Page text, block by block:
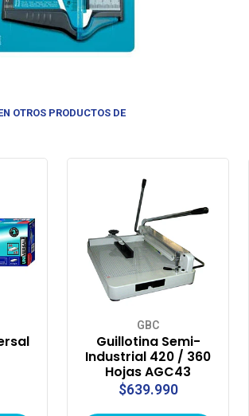
OTROS PRODUCTOS DE
GBC
Guillotina Semi-
Industrial 420 / 360
Hojas AGC43
$639.990